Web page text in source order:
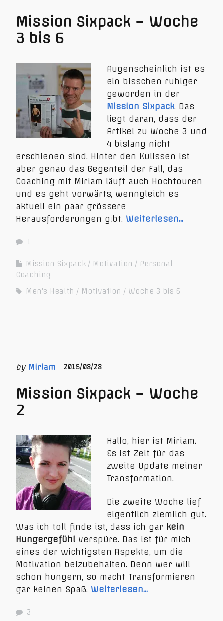
Mission Sixpack – Woche
3 bis 6
Augenscheinlich ist es
ein bisschen ruhiger
geworden in der
Mission Sixpack. Das
liegt daran, dass der
Artikel zu Woche 3 und
4 bislang nicht
erschienen sind. Hinter den Kulissen ist
aber genau das Gegenteil der Fall, das
Coaching mit Miriam läuft auch Hochtouren
und es geht vorwärts, wenngleich es
aktuell ein paar grössere
Herausforderungen gibt. Weiterlesen…
1
Mission Sixpack Motivation
Personal
Coaching
Men's Health
Motivation Woche 3 bis 6
by Miriam 2015/08/28
Mission Sixpack – Woche
2
Hallo, hier ist Miriam.
Es ist Zeit für das
zweite Update meiner
Transformation.
Die zweite Woche lief
eigentlich ziemlich gut.
Was ich toll finde ist, dass ich gar kein
Hungergefühl verspüre. Das ist für mich
eines der wichtigsten Aspekte, um die
Motivation beizubehalten. Denn wer will
schon hungern, so macht Transformieren
gar keinen Spaß. Weiterlesen…
3